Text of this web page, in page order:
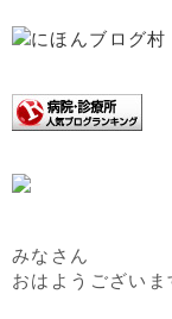
みなさん
おはようございま